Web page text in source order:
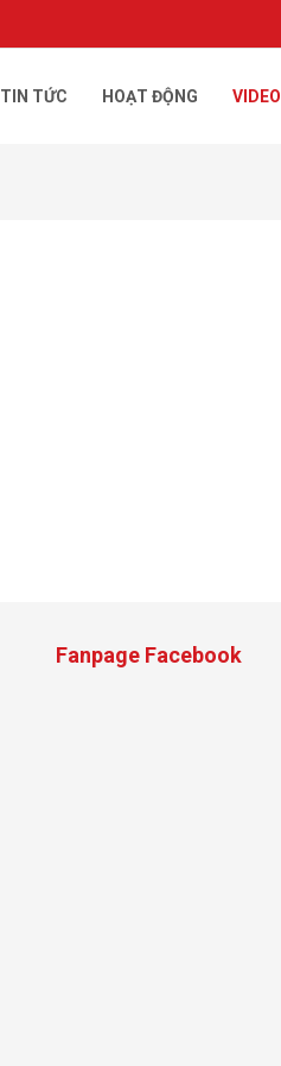
TIN TỨC HOẠT ĐỘNG VIDEO
Fanpage Facebook